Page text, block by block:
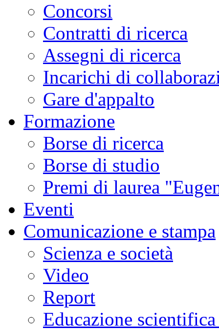
Concorsi
Contratti di ricerca
Assegni di ricerca
Incarichi di
Gare d'appalto
Formazione
Borse di ricerca
Borse di studio
Premi di laurea
Eventi
Comunicazione e stampa
Scienza e società
Video
Report
Educazione